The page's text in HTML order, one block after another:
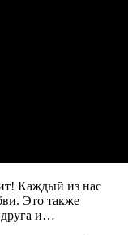
Каждый из нас
Это также
друга и…